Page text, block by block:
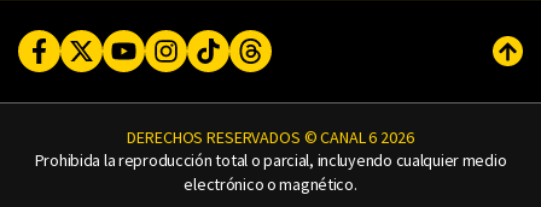
FacebookTwitterYoutubeInstagram
TikTokThreads
DERECHOS RESERVADOS © CANAL 6 2026
Prohibida la reproducción total o parcial, incluyendo cualquier medio
electrónico o magnético.